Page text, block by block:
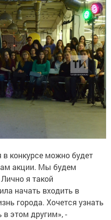
конкурсе можно будет
акции. Мы будем
я такой
начать входить в
города. Хочется узнать
этом другим», -